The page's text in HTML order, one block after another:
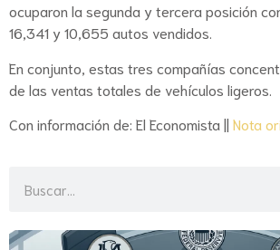
ocuparon la segunda y tercera posición
16,341 y 10,655 autos vendidos.
En conjunto, estas tres compañías
de las ventas totales de vehículos ligeros.
Con información de: El Economista || Nota